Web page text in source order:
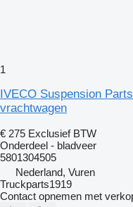
1
IVECO Suspension
vrachtwagen
€ 275 Exclusief BTW
Onderdeel - bladveer
5801304505
Nederland, Vuren
Truckparts1919
Contact opnemen met